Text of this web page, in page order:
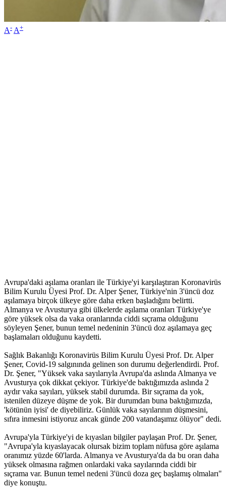
A- A+
Avrupa'daki aşılama oranları ile Türkiye'yi karşılaştıran Koronavirüs
Bilim Kurulu Üyesi Prof. Dr. Alper Şener, Türkiye'nin 3'üncü doz
aşılamaya birçok ülkeye göre daha erken başladığını belirtti.
Almanya ve Avusturya gibi ülkelerde aşılama oranları Türkiye'ye
göre yüksek olsa da vaka oranlarında ciddi sıçrama olduğunu
söyleyen Şener, bunun temel nedeninin 3'üncü doz aşılamaya geç
başlamaları olduğunu kaydetti.
Sağlık Bakanlığı Koronavirüs Bilim Kurulu Üyesi Prof. Dr. Alper
Şener, Covid-19 salgınında gelinen son durumu değerlendirdi. Prof.
Dr. Şener, "Yüksek vaka sayılarıyla Avrupa'da aslında Almanya ve
Avusturya çok dikkat çekiyor. Türkiye'de baktığımızda aslında 2
aydır vaka sayıları, yüksek stabil durumda. Bir sıçrama da yok,
istenilen düzeye düşme de yok. Bir durumdan buna baktığımızda,
'kötünün iyisi' de diyebiliriz. Günlük vaka sayılarının düşmesini,
sıfıra inmesini istiyoruz ancak günde 200 vatandaşımız ölüyor" dedi.
Avrupa'yla Türkiye'yi de kıyaslan bilgiler paylaşan Prof. Dr. Şener,
"Avrupa'yla kıyaslayacak olursak bizim toplam nüfusa göre aşılama
oranımız yüzde 60'larda. Almanya ve Avusturya'da da bu oran daha
yüksek olmasına rağmen onlardaki vaka sayılarında ciddi bir
sıçrama var. Bunun temel nedeni 3'üncü doza geç başlamış olmaları"
diye konuştu.